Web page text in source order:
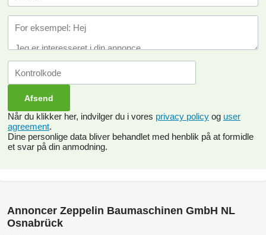
Når du klikker her, indvilger du i vores privacy policy og user
agreement.
Dine personlige data bliver behandlet med henblik på at formidle
et svar på din anmodning.
Annoncer Zeppelin Baumaschinen GmbH NL
Osnabrück